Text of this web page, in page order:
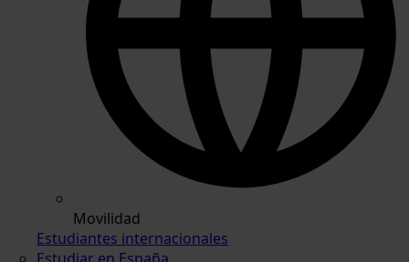
Movilidad
Estudiantes internacionales